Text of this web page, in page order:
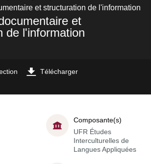
et structuration de l'information
et
de l'information
Télécharger
Composante(s)
UFR Études
Interculturelles de
Langues Appliquées